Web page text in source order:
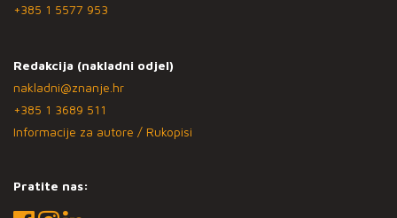
+385 1 5577 953
Redakcija (nakladni odjel)
nakladni@znanje.hr
+385 1 3689 511
Informacije za autore / Rukopisi
Pratite nas: